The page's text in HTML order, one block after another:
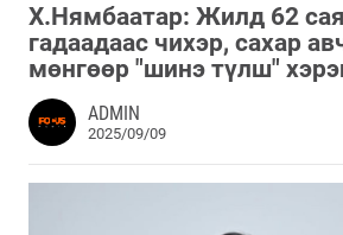
Х.Нямбаатар: Жилд 62
гадаадаас чихэр, сахар
мөнгөөр "шинэ түлш"
ADMIN
2025/09/09